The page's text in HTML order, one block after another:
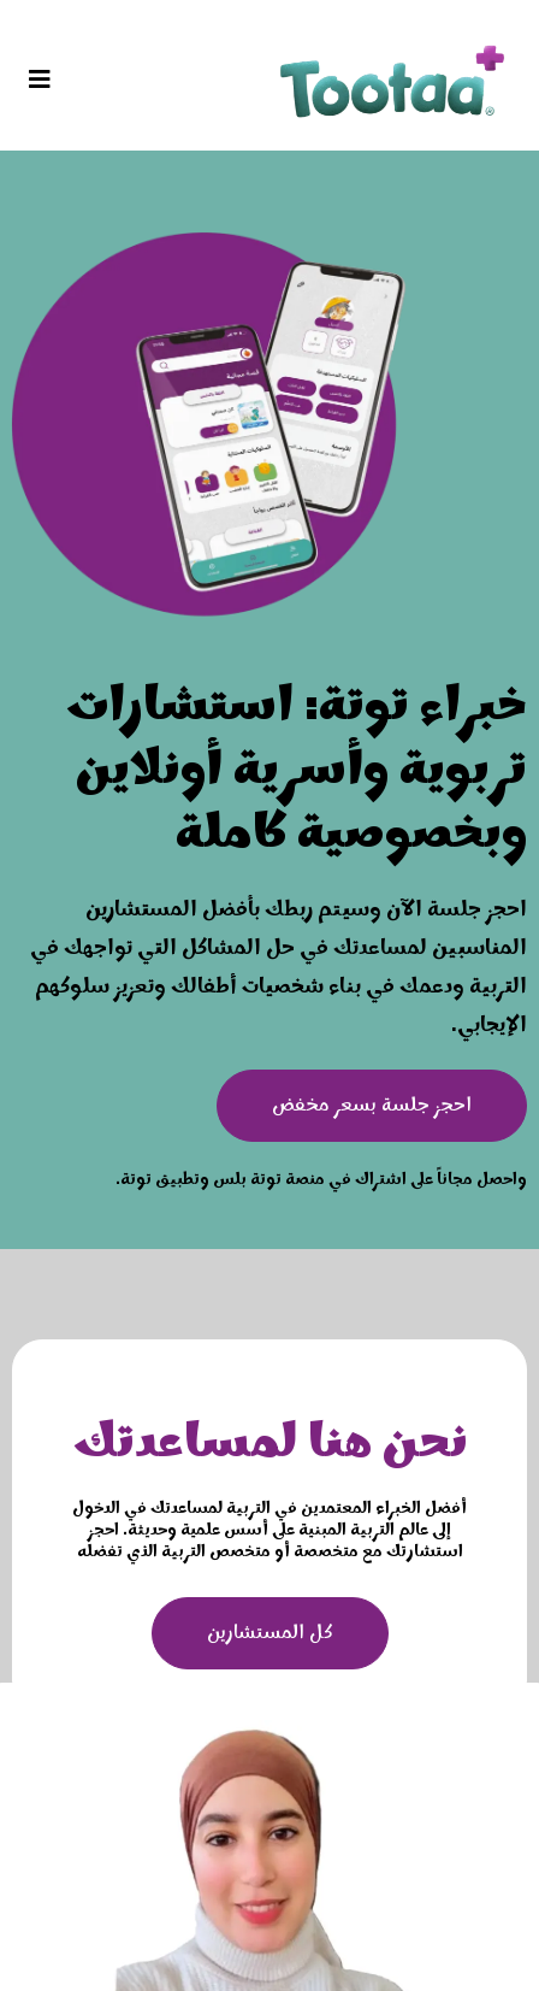
خبراء توتة:استشارات
تربوية وأسرية أونلاين
وبخصوصية كاملة
احجز جلسة الآن وسيتم ربطك بأفضل المستشارين
المناسبين لمساعدتك في حل المشاكل التي تواجهك في
التربية ودعمك في بناء شخصيات أطفالك وتعزيز سلوكهم
الإيجابي.
احجز جلسة بسعر مخفض
.واحصل مجاناً على اشتراك في منصة توتة بلس وتطبيق توتة
نحن هنا لمساعدتك
أفضل الخبراء المعتمدين في التربية لمساعدتك في الدخول
إلى عالم التربية المبنية على أسس علمية وحديثة. احجز
استشارتك مع متخصصة أو متخصص التربية الذي تفضله
كل المستشارين